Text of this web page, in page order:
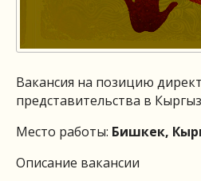
Вакансия на позицию
представительства в
Место работы: Бишкек,
Описание вакансии